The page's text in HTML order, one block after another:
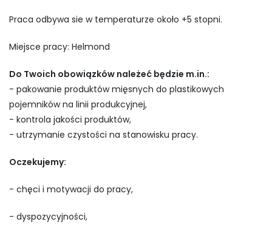
Praca odbywa sie w temperaturze około +5 stopni.
Miejsce pracy: Helmond
Do Twoich obowiązków należeć będzie m.in.:
- pakowanie produktów mięsnych do plastikowych
pojemników na linii produkcyjnej,
- kontrola jakości produktów,
- utrzymanie czystości na stanowisku pracy.
Oczekujemy:
- chęci i motywacji do pracy,
- dyspozycyjności,